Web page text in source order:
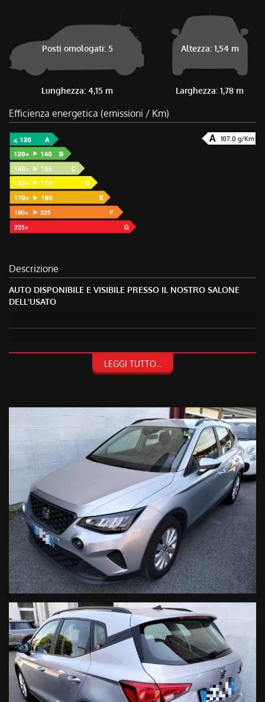
Posti omologati: 5
Lunghezza: 4,15 m
Altezza: 1,54 m
Larghezza: 1,78 m
Efficienza energetica (emissioni / Km)
107.0 g/Km
Descrizione
AUTO DISPONIBILE E VISIBILE PRESSO IL NOSTRO SALONE
DELL'USATO
NON HAI TROVATO CIO' CHE CERCHI? CONTATTACI O PASSA A
FACCIAMO PRESENTE, CHE AL FINE DI EVITARE SPIACEVOLI
INCONVENIENTI, E' SEMPRE BENE ACCERTARSI
TELEFONICAMENTE DELLA DISPONIBILITA' E DELLA
CORRETTEZZA DEI DATI INSERITI NEGLI ANNUNCI. GRAZIE.
PER CONOSCERE E RIMANERE AL PASSO CON TUTTE LE
NOSTRE OFFERTE SU VEICOLI USATI E NUOVI VISITATE IL
NOSTRO SITO!
WWW.AUTODALMASO.IT
LEGGI TUTTO...